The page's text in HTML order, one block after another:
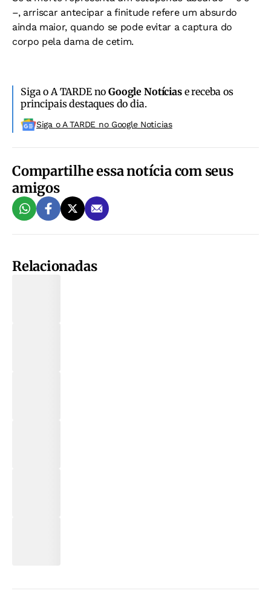
–, arriscar antecipar a finitude refere um absurdo
ainda maior, quando se pode evitar a captura do
corpo pela dama de cetim.
Siga o A TARDE noGoogle Notíciase receba os
principais destaques do dia.
Siga o A TARDE no Google Noticias
Compartilhe essa notícia com seus
amigos
Relacionadas